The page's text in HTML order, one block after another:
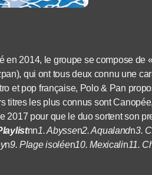
en 2014, le groupe se compose de
qui ont tous deux connu une
et pop française, Polo & Pan
titres les plus connus sont
2017 pour que le duo sortent son
nn1. Abyssen2. Aqualandn3.
n9. Plage isoléen10. Mexicalin11.